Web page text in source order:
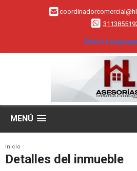
Select Language
MENÚ
Inicio
Detalles del inmueble